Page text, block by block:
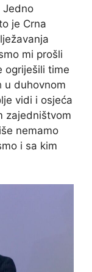
Jedno
je Crna
mi prošli
ogriješili time
u duhovnom
vidi i osjeća
zajedništvom
nemamo
i sa kim